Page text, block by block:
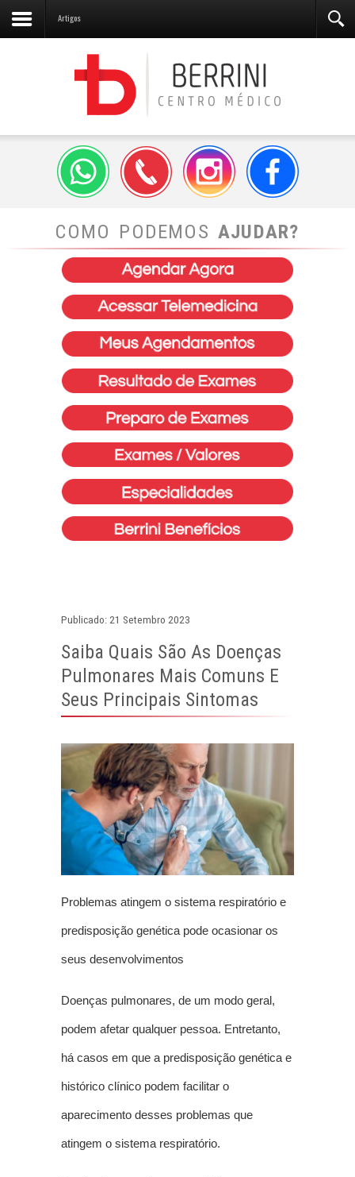
Artigos
COMO PODEMOS AJUDAR?
Publicado: 21 Setembro 2023
Saiba Quais São As Doenças
Pulmonares Mais Comuns E
Seus Principais Sintomas
Problemas atingem o sistema respiratório e
predisposição genética pode ocasionar os
seus desenvolvimentos
Doenças pulmonares, de um modo geral,
podem afetar qualquer pessoa. Entretanto,
há casos em que a predisposição genética e
histórico clínico podem facilitar o
aparecimento desses problemas que
atingem o sistema respiratório.